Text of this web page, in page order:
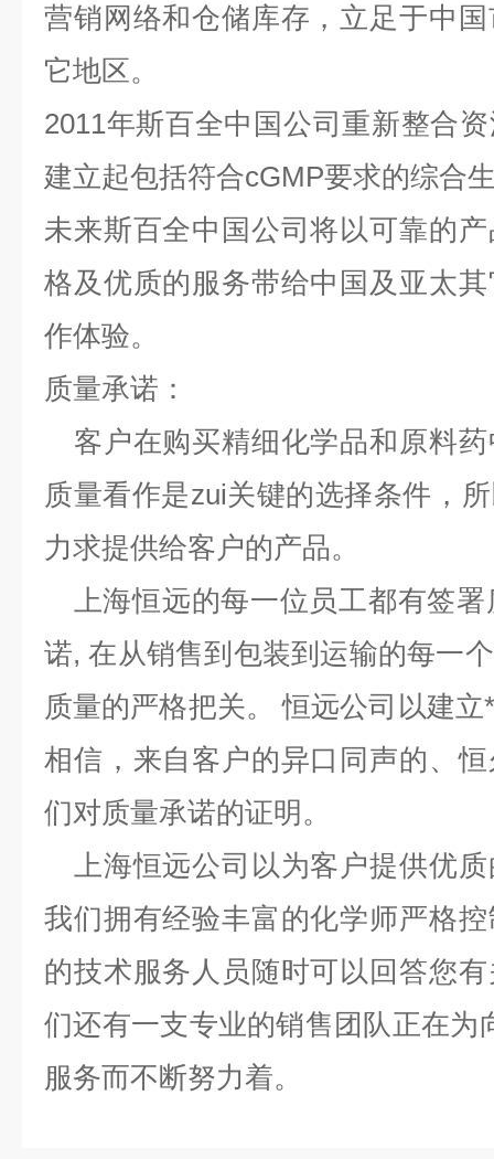
营销网络和仓储库存，立足于中
它地区。
2011年斯百全中国公司重新整合
建立起包括符合cGMP要求的综合
未来斯百全中国公司将以可靠的
格及优质的服务带给中国及亚太
作体验。
质量承诺：
客户在购买精细化学品和原料
质量看作是zui关键的选择条件，
力求提供给客户的产品。
上海恒远的每一位员工都有签署
诺, 在从销售到包装到运输的每一
质量的严格把关。 恒远公司以建
相信，来自客户的异口同声的、
们对质量承诺的证明。
上海恒远公司以为客户提供优
我们拥有经验丰富的化学师严格
的技术服务人员随时可以回答您
们还有一支专业的销售团队正在为
服务而不断努力着。